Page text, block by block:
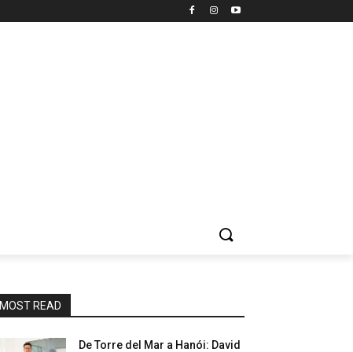
MOST READ
De Torre del Mar a Hanói: David